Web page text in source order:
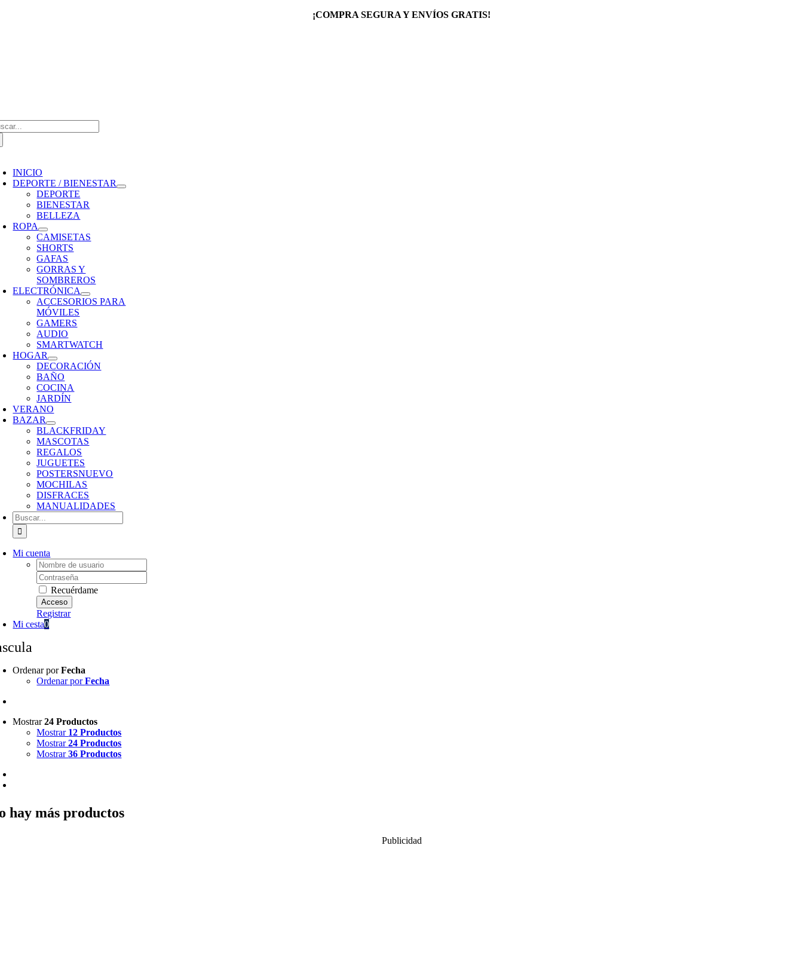
¡COMPRA SEGURA Y ENVÍOS GRATIS!
INICIO
DEPORTE / BIENESTAR
DEPORTE
BIENESTAR
BELLEZA
ROPA
CAMISETAS
SHORTS
GAFAS
GORRAS Y
SOMBREROS
ELECTRÓNICA
ACCESORIOS PARA
MÓVILES
GAMERS
AUDIO
SMARTWATCH
HOGAR
DECORACIÓN
BAÑO
COCINA
JARDÍN
VERANO
BAZAR
BLACKFRIDAY
MASCOTAS
REGALOS
JUGUETES
POSTERSNUEVO
MOCHILAS
DISFRACES
MANUALIDADES
Buscar:
Mi cuenta
Username:
Password:
Recuérdame
Registrar
Mi cesta0
Ordenar porFecha
Ordenar porFecha
Mostrar24 Productos
Mostrar 12 Productos
Mostrar24 Productos
Mostrar36 Productos
hay más productos
Publicidad